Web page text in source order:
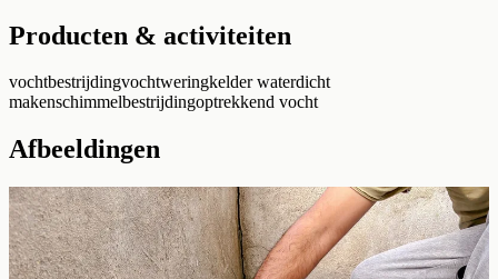
Producten & activiteiten
vochtbestrijdingvochtweringkelder waterdicht
makenschimmelbestrijdingoptrekkend vocht
Afbeeldingen